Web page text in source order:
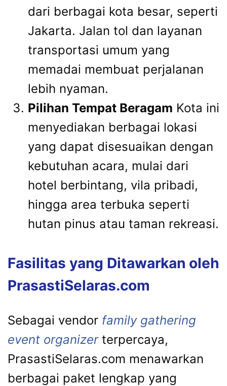
dari berbagai kota besar, seperti
Jakarta. Jalan tol dan layanan
transportasi umum yang
memadai membuat perjalanan
lebih nyaman.
Pilihan Tempat Beragam Kota ini
menyediakan berbagai lokasi
yang dapat disesuaikan dengan
kebutuhan acara, mulai dari
hotel berbintang, vila pribadi,
hingga area terbuka seperti
hutan pinus atau taman rekreasi.
Fasilitas yang Ditawarkan oleh
PrasastiSelaras.com
Sebagai vendor family gathering
event organizerterpercaya,
PrasastiSelaras.com menawarkan
berbagai paket lengkap yang